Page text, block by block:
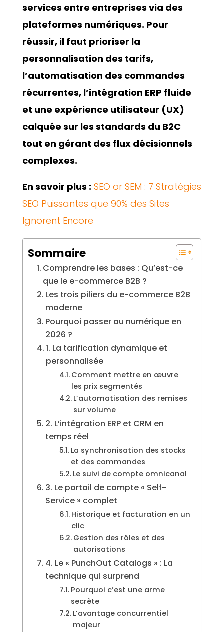
services entre entreprises via des
plateformes numériques. Pour
réussir, il faut prioriser la
personnalisation des tarifs,
l’automatisation des commandes
récurrentes, l’intégration ERP fluide
et une expérience utilisateur (UX)
calquée sur les standards du B2C
tout en gérant des flux décisionnels
complexes.
En savoir plus : SEO or SEM : 7 Stratégies
SEO Puissantes que 90% des Sites
Ignorent Encore
Sommaire
Comprendre les bases : Qu’est-ce
que le e-commerce B2B ?
Les trois piliers du e-commerce B2B
moderne
Pourquoi passer au numérique en
2026 ?
1. La tarification dynamique et
personnalisée
Comment mettre en œuvre
les prix segmentés
L’automatisation des remises
sur volume
2. L’intégration ERP et CRM en
temps réel
La synchronisation des stocks
et des commandes
Le suivi de compte omnicanal
3. Le portail de compte « Self-
Service » complet
Historique et facturation en un
clic
Gestion des rôles et des
autorisations
4. Le « PunchOut Catalogs » : La
technique qui surprend
Pourquoi c’est une arme
secrète
L’avantage concurrentiel
majeur